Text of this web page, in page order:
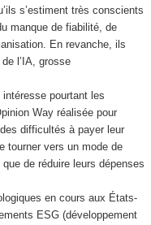
s’estiment très conscients
manque de fiabilité, de
En revanche, ils
l’IA, grosse
intéresse pourtant les
Way réalisée pour
difficultés à payer leur
tourner vers un mode de
de réduire leurs dépenses
en cours aux États-
ESG (développement